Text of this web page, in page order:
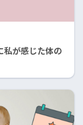
私が感じた体の